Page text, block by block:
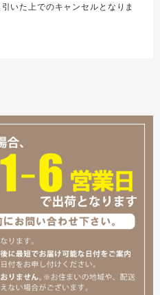
いた上でのキャンセルとなりま